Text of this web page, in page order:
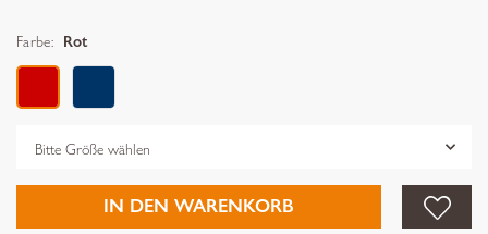
Farbe: Rot
IN DEN WARENKORB